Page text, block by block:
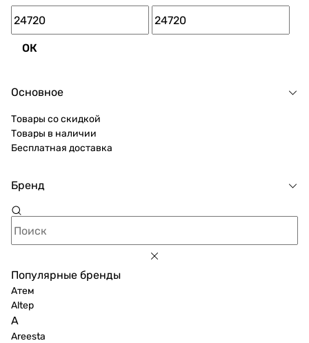
грн.
ОК
Основное
Товары со скидкой
Товары в наличии
Бесплатная доставка
Бренд
Популярные бренды
Атем
Altep
A
Areesta